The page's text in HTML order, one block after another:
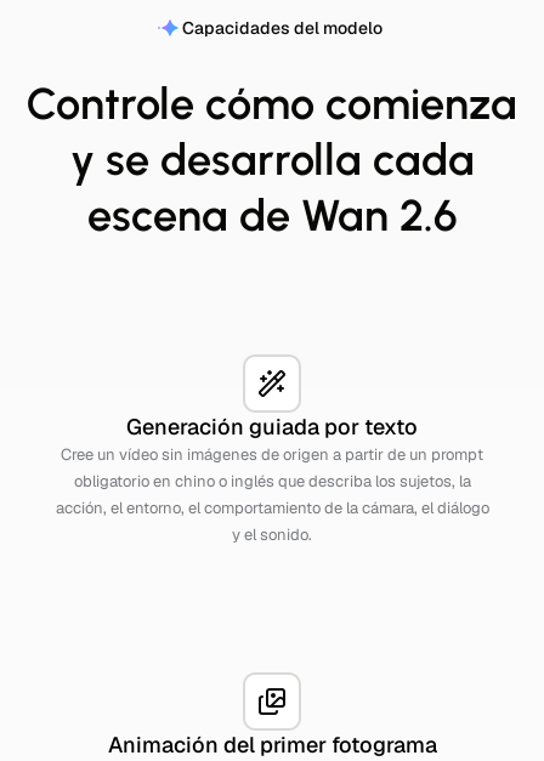
Capacidades del modelo
Controle cómo comienza
y se desarrolla cada
escena de Wan 2.6
Generación guiada por texto
Cree un vídeo sin imágenes de origen a partir de un prompt
obligatorio en chino o inglés que describa los sujetos, la
acción, el entorno, el comportamiento de la cámara, el diálogo
y el sonido.
Animación del primer fotograma